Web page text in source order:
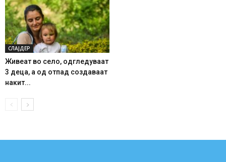
СЛАЈДЕР
Живеат во село, одгледуваат
3 деца, а од отпад создаваат
накит...